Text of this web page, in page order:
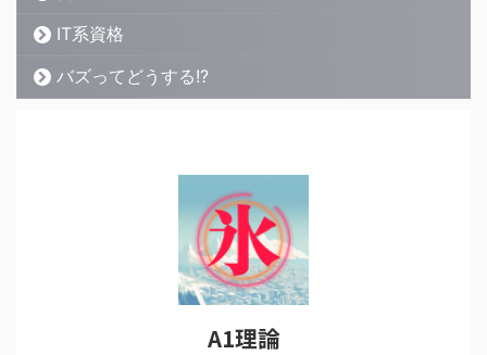
IT系資格
バズってどうする!?
A1理論